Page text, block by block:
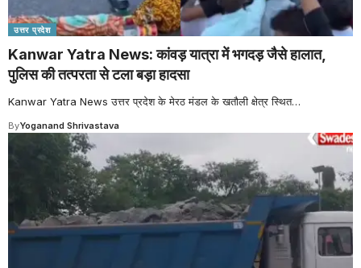
उत्तर प्रदेश
Kanwar Yatra News: कांवड़ यात्रा में भगदड़ जैसे हालात,
पुलिस की तत्परता से टला बड़ा हादसा
Kanwar Yatra News उत्तर प्रदेश के मेरठ मंडल के खतौली क्षेत्र स्थित…
ByYoganand Shrivastava